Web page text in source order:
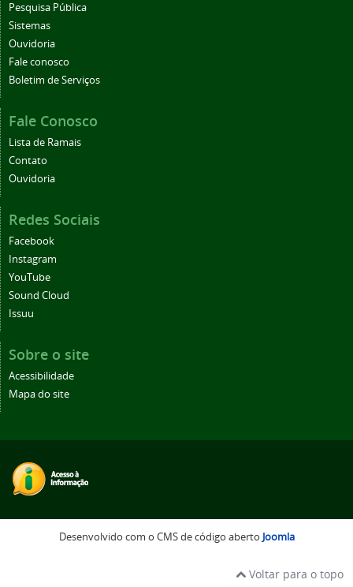
Pesquisa Pública
Sistemas
Ouvidoria
Fale conosco
Boletim de Serviços
Fale Conosco
Lista de Ramais
Contato
Ouvidoria
Redes Sociais
Facebook
Instagram
YouTube
Sound Cloud
Issuu
Sobre o site
Acessibilidade
Mapa do site
Desenvolvido com o CMS de código aberto Joomla
Voltar para o topo